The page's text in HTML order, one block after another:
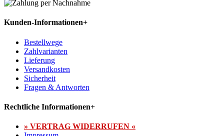
Kunden-Informationen+
Bestellwege
Zahlvarianten
Lieferung
Versandkosten
Sicherheit
Fragen & Antworten
Rechtliche Informationen+
» VERTRAG WIDERRUFEN «